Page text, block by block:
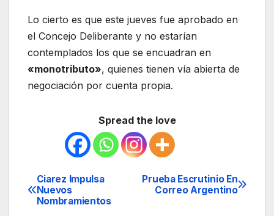
Lo cierto es que este jueves fue aprobado en
el Concejo Deliberante y no estarían
contemplados los que se encuadran en
«monotributo», quienes tienen vía abierta de
negociación por cuenta propia.
Spread the love
Navegación
de
Prueba Escrutinio En
Correo Argentino
Ciarez Impulsa
Nuevos
Nombramientos